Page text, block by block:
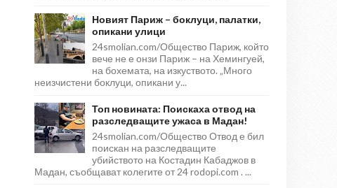
Новият Париж – боклуци, палатки,
опикани улици
24smolian.com/Общество Париж, който
вече не е онзи Париж – на Хемингуей,
на бохемата, на изкуството. „Много
неизчистени боклуци, опикани у...
Топ новината: Поискаха отвод на
разследващите ужаса в Мадан!
24smolian.com/Общество Отвод е бил
поискан на разследващите
убийството на Костадин Кабаджов в
Мадан, съобщават колегите от 24 rodopi.com . ...